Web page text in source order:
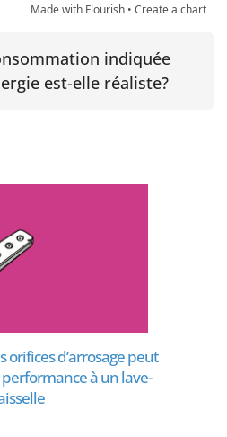
Made with Flourish • Create a chart
indiquée
est-elle réaliste?
orifices d’arrosage peut
à un lave-